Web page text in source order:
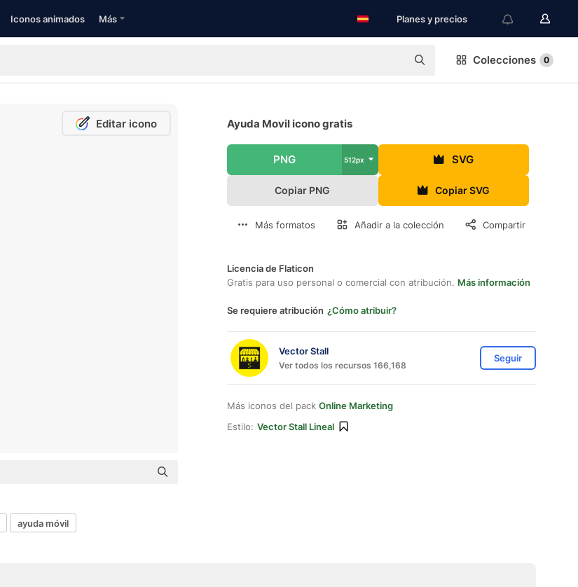
Iconos animados Más Planes y precios
Colecciones 0
Editar icono Ayuda Movil icono gratis
PNG 512px SVG
Copiar PNG Copiar SVG
Más formatos Añadir a la colección Compartir
Licencia de Flaticon
Gratis para uso personal o comercial con atribución. Más información
Se requiere atribución ¿Cómo atribuir?
Vector Stall
Ver todos los recursos 166,168
Seguir
Más iconos del pack Online Marketing
Estilo: Vector Stall Lineal
ayuda móvil